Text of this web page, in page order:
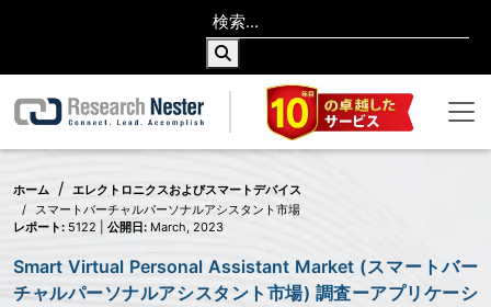
ホーム
エレクトロニクスおよびスマートデバイス
スマートバーチャルパーソナルアシスタント市場
レポート: 5122 | 公開日: March, 2023
Smart Virtual Personal Assistant Market (スマートバー
チャルパーソナルアシスタント市場) 調査ーアプリケーシ